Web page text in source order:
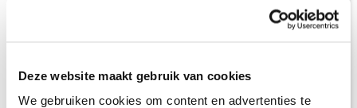
Deze website maakt gebruik van cookies
We gebruiken cookies om content en advertenties te
Bouwafval €304,-